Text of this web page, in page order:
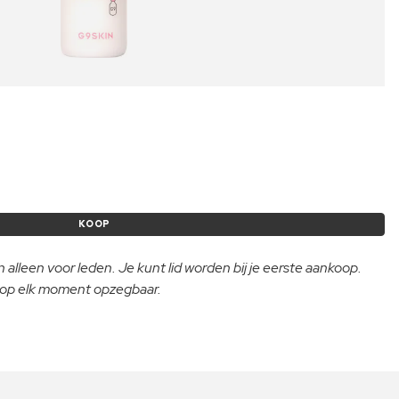
KOOP
voor leden. Je kunt lid worden bij je eerste aankoop.
elk moment opzegbaar.